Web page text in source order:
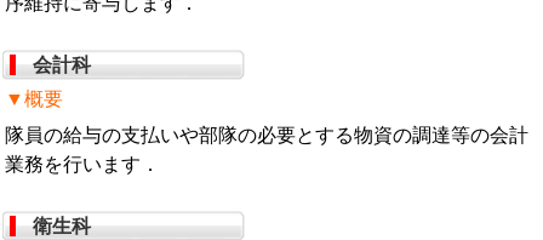
会計科
▼概要
隊員の給与の支払いや部隊の必要とする物資の調達等の会計
業務を行います．
衛生科